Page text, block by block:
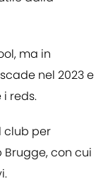
ma in
nel 2023 e
reds.
club per
con cui